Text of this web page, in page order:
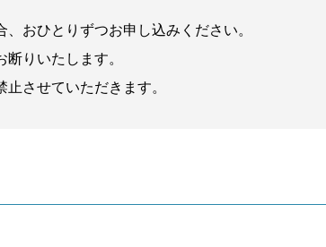
おひとりずつお申し込みください。
りいたします。
させていただきます。